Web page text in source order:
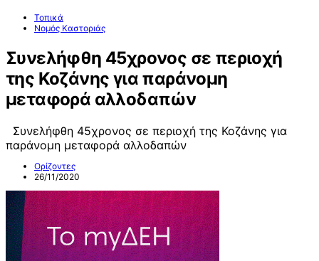
Τοπικά
Νομός Καστοριάς
Συνελήφθη 45χρονος σε περιοχή
της Κοζάνης για παράνομη
μεταφορά αλλοδαπών
Συνελήφθη 45χρονος σε περιοχή της Κοζάνης για
παράνομη μεταφορά αλλοδαπών
Ορίζοντες
26/11/2020